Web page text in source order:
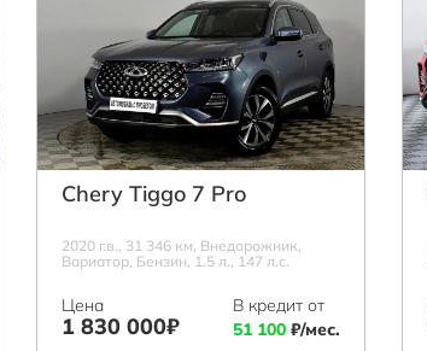
Chery Tiggo 7 Pro
2020 г.в., 31 346 км, Внедорожник,
Вариатор, Бензин, 1.5 л., 147 л.с.
Цена
1 830 000₽
В кредит от
51 100 ₽/мес.